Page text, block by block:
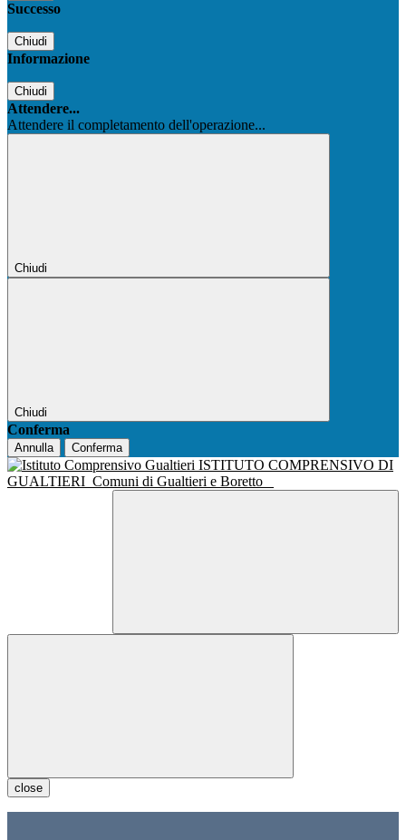
Successo
Chiudi
Informazione
Chiudi
Attendere...
Attendere il completamento dell'operazione...
Chiudi
Chiudi
Conferma
Annulla Conferma
ISTITUTO COMPRENSIVO DI
GUALTIERI Comuni di Gualtieri e Boretto
close